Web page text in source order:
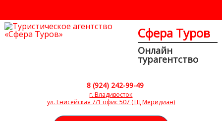
Сфера Туров
Онлайн
турагентство
8 (924) 242-99-49
г. Владивосток
ул. Енисейская 7/1 офис 507 (ТЦ Меридиан)